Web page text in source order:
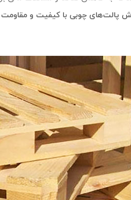
چوبی با کیفیت و مقاومت